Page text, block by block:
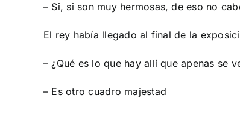
– Si, si son muy hermosas, de eso no
El rey había llegado al final de la
– ¿Qué es lo que hay allí que apenas se
– Es otro cuadro majestad